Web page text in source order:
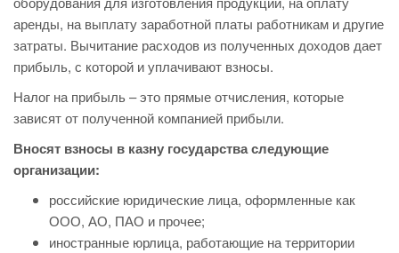
аренды, на выплату заработной платы работникам и другие
затраты. Вычитание расходов из полученных доходов дает
прибыль, с которой и уплачивают взносы.
Налог на прибыль – это прямые отчисления, которые
зависят от полученной компанией прибыли.
Вносят взносы в казну государства следующие
организации:
российские юридические лица, оформленные как
ООО, АО, ПАО и прочее;
иностранные юрлица, работающие на территории